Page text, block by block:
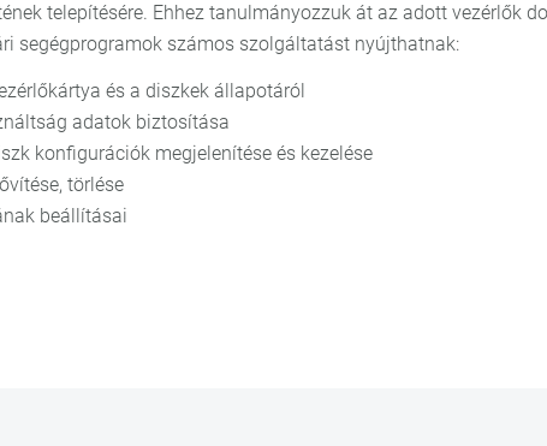
telepítésére. Ehhez tanulmányozzuk át az adott vezérlők
segégprogramok számos szolgáltatást nyújthatnak:
és a diszkek állapotáról
adatok biztosítása
konfigurációk megjelenítése és kezelése
törlése
beállításai